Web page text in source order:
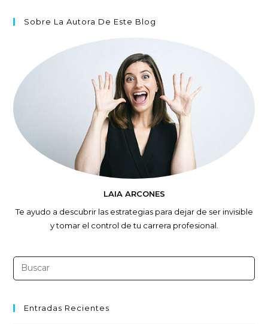
Sobre La Autora De Este Blog
LAIA ARCONES
Te ayudo a descubrir las estrategias para dejar de ser invisible
y tomar el control de tu carrera profesional.
Entradas Recientes